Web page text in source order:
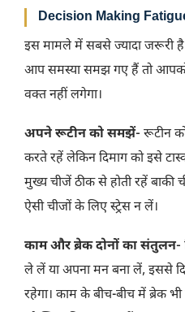
Decision Making
इस मामले में सबसे ज्यादा जरूरी है
आप समस्या समझ गए हैं तो
वक्त नहीं लगेगा।
अपने रूटीन को समझें- रूटीन
करते रहें लेकिन दिमाग को इसे
मुख्य चीजें ठीक से होती रहें बाकी
ऐसी चीजों के लिए स्ट्रेस न लें।
काम और ब्रेक दोनों का संतुलन-
ले लें या अपना मन बना लें, इससे
रहेगा। काम के बीच-बीच में ब्रेक